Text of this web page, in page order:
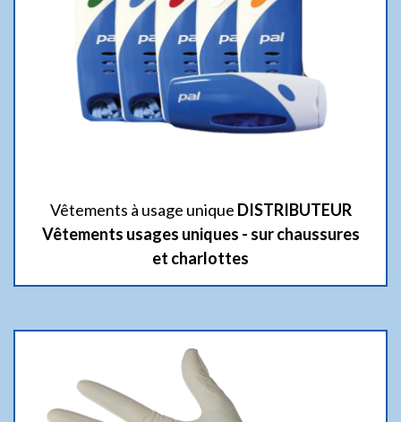
Vêtements à usage unique DISTRIBUTEUR
Vêtements usages uniques - sur chaussures
et charlottes